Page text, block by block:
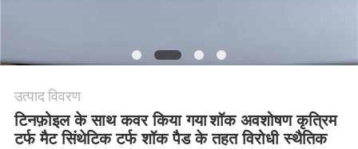
PRIVACY
POLICY
उत्पाद विवरण
टिनफ़ोइल के साथ कवर किया गयाशॉक अवशोषण कृत्रिम
टर्फ मैट सिंथेटिक टर्फ शॉक पैड के तहत विरोधी स्थैतिक